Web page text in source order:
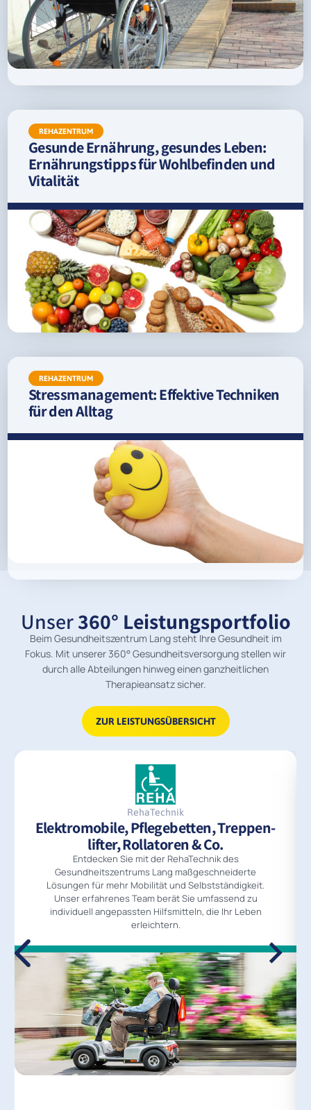
REHAZENTRUM
Gesunde Ernährung, gesundes Leben:
Ernährungstipps für Wohlbefinden und
Vitalität
REHAZENTRUM
Stressmanagement: Effektive Techniken
für den Alltag
Unser360° Leistungsportfolio
Beim Gesundheitszentrum Lang steht Ihre Gesundheit im
Fokus. Mit unserer 360° Gesundheitsversorgung stellen wir
durch alle Abteilungen hinweg einen ganzheitlichen
Therapieansatz sicher.
ZUR LEISTUNGSÜBERSICHT
RehaTechnik
Elektromobile, Pflegebetten, Treppen­
lifter, Rollatoren & Co.
Entdecken Sie mit der RehaTechnik des
Gesundheitszentrums Lang maßgeschneiderte
Lösungen für mehr Mobilität und Selbstständigkeit.
Unser erfahrenes Team berät Sie umfassend zu
individuell angepassten Hilfsmitteln, die Ihr Leben
erleichtern.